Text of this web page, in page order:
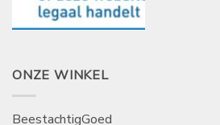
ONZE WINKEL
BeestachtigGoed